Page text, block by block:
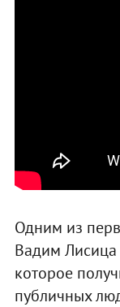
Одним из
Вадим Лисица
которое
публичных